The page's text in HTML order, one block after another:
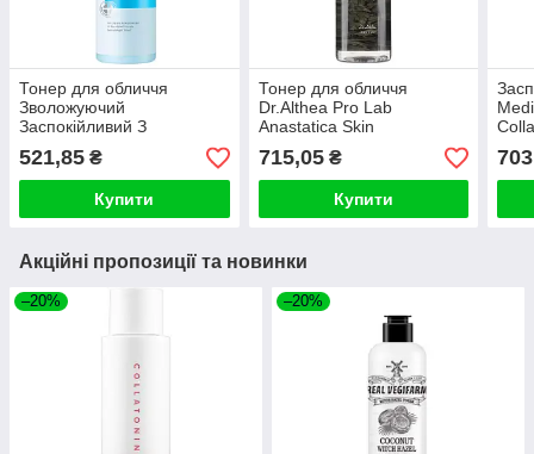
Тонер для обличчя
Зволожуючий
Заспокійливий З
Екстрактом Центелли Real
Barrier Aqua Soothing
Toner 1
521,85 ₴
Купити
Тонер для обличчя
Dr.Althea Pro Lab
Anastatica Skin
Conditioning Toner, 250 мл
715,05₴
Купити
Акційні пропозиції та новинки
–20% –20%